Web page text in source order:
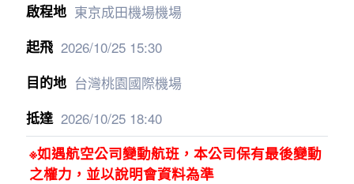
東京成田機場機場
2026/10/2515:30
台灣桃園國際機場
2026/10/2518:40
※如遇航空公司變動航班，本公司保有最後變動
之權力，並以說明會資料為準